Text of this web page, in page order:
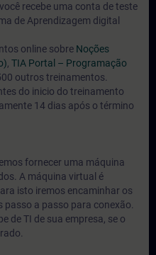
recebe uma conta de teste
de Aprendizagem digital
online sobre Noções
, TIA Portal – Programação
outros treinamentos.
do inicio do treinamento
14 dias após o término
fornecer uma máquina
A máquina virtual é
isto iremos encaminhar os
passo a passo para conexão.
de TI de sua empresa, se o